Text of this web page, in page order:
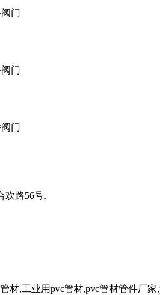
门
门
门
欢路56号.
材,工业用pvc管材,pvc管材管件厂